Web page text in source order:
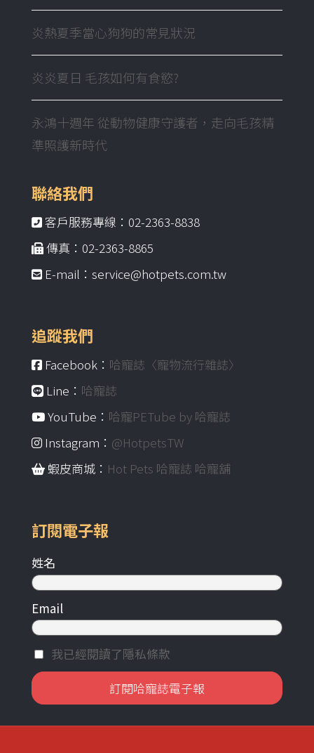
炎熱夏季當心狗狗的常見狀況
炎炎夏日 毛孩如何有食慾?
永鴻十週年 從動物健康守護者，走向毛孩精
準照護新時代
聯絡我們
客戶服務專線：02-2363-8838
傳真：02-2363-8865
E-mail：service@hotpets.com.tw
追蹤我們
Facebook： 哈寵誌〈寵物流行雜誌〉
Line： 哈寵誌
YouTube： 哈寵PETube by 哈寵誌
Instagram： @HotpetsTW
蝦皮商城： Hot Pets 哈寵誌 哈寵舖
訂閱電子報
姓名
Email
我已經閱讀了隱私條款